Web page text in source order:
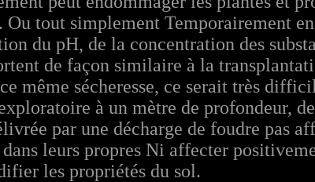
Ou tout simplement Temporairement
du pH, de la concentration des
de façon similaire à la
même sécheresse, ce serait très
à un mètre de profondeur,
par une décharge de foudre pas
leurs propres Ni affecter
les propriétés du sol.